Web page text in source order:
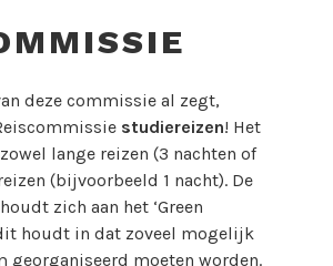
deze commissie al zegt,
studiereizen! Het
lange reizen (3 nachten of
(bijvoorbeeld 1 nacht). De
zich aan het ‘Green
houdt in dat zoveel mogelijk
georganiseerd moeten worden.